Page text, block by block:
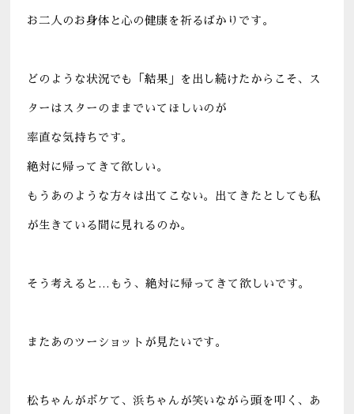
お二人のお身体と心の健康を祈るばかりです。
どのような状況でも「結果」を出し続けたからこそ、ス
ターはスターのままでいてほしいのが
率直な気持ちです。
絶対に帰ってきて欲しい。
もうあのような方々は出てこない。出てきたとしても私
が生きている間に見れるのか。
そう考えると…もう、絶対に帰ってきて欲しいです。
またあのツーショットが見たいです。
松ちゃんがボケて、浜ちゃんが笑いながら頭を叩く、あ